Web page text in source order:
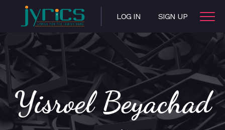
LOG IN SIGN UP
Yisroel Beyachad